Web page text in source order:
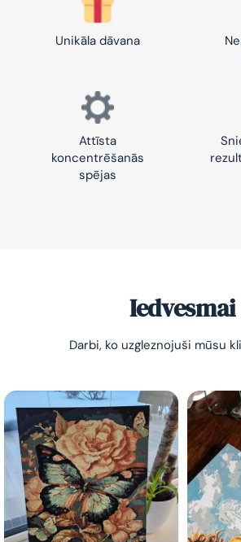
Unikāla dāvana
Attīsta
koncentrēšanās
spējas
Iedvesmai
Darbi, ko uzgleznojuši mūsu